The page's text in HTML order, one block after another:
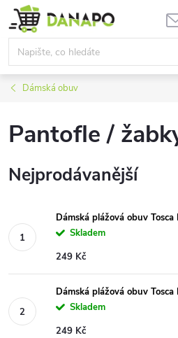
Přejít
na
obsah
Dámská obuv
Pantofle /
Nejprodávanější
Dámská plážová obuv
Skladem
249 Kč
Dámská plážová obuv
Skladem
249 Kč